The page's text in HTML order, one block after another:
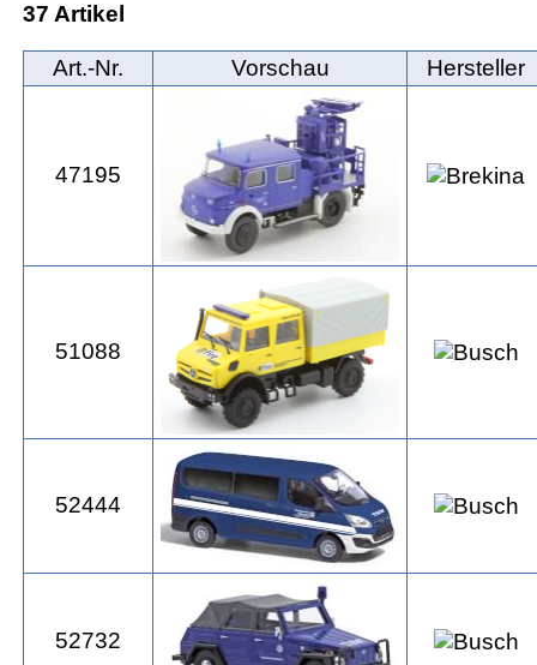
37 Artikel
Art.‑Nr. Vorschau Hersteller
47195
51088
52444
52732